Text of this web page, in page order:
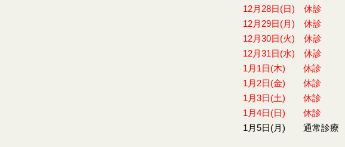
12月28日(日) 休診
12月29日(月) 休診
12月30日(火) 休診
12月31日(水) 休診
1月1日(木) 休診
1月2日(金) 休診
1月3日(土) 休診
1月4日(日) 休診
1月5日(月) 通常診療